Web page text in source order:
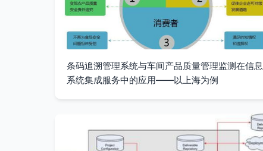
条码追溯管理系统与车间产品质量管理监测在信息
系统集成服务中的应用——以上海为例